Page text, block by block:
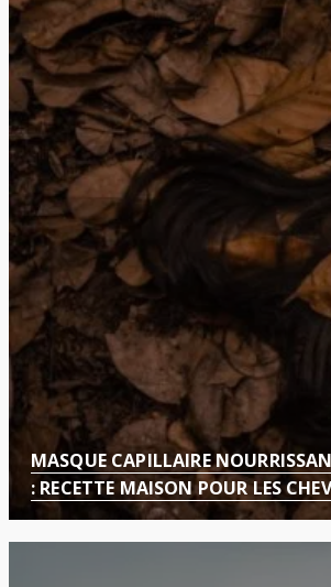
MASQUE CAPILLAIRE
: RECETTE MAISON POUR LES